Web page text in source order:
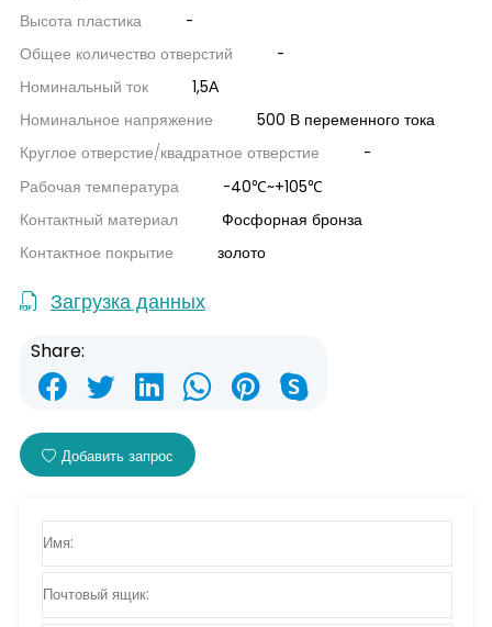
Высота пластика
-
Общее количество отверстий
-
Номинальный ток
1,5А
Номинальное напряжение
500 В переменного тока
Круглое отверстие/квадратное отверстие
-
Рабочая температура
-40℃~+105℃
Контактный материал
Фосфорная бронза
Контактное покрытие
золото
Загрузка данных
Share:
Добавить запрос